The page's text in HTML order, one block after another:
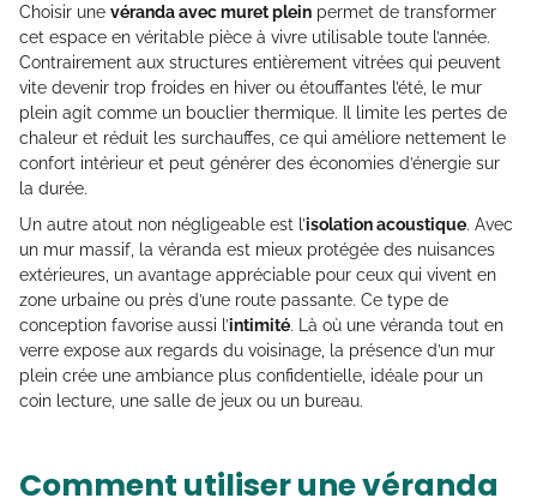
Choisir une véranda avec muret plein permet de transformer
cet espace en véritable pièce à vivre utilisable toute l’année.
Contrairement aux structures entièrement vitrées qui peuvent
vite devenir trop froides en hiver ou étouffantes l’été, le mur
plein agit comme un bouclier thermique. Il limite les pertes de
chaleur et réduit les surchauffes, ce qui améliore nettement le
confort intérieur et peut générer des économies d’énergie sur
la durée.
Un autre atout non négligeable est l’isolation acoustique. Avec
un mur massif, la véranda est mieux protégée des nuisances
extérieures, un avantage appréciable pour ceux qui vivent en
zone urbaine ou près d’une route passante. Ce type de
conception favorise aussi l’intimité. Là où une véranda tout en
verre expose aux regards du voisinage, la présence d’un mur
plein crée une ambiance plus confidentielle, idéale pour un
coin lecture, une salle de jeux ou un bureau.
Comment utiliser une véranda